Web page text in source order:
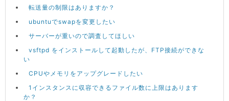
転送量の制限はありますか？
ubuntuでswapを変更したい
サーバーが重いので調査してほしい
vsftpd をインストールして起動したが、FTP接続ができな
い
CPUやメモリをアップグレードしたい
1インスタンスに収容できるファイル数に上限はあります
か？